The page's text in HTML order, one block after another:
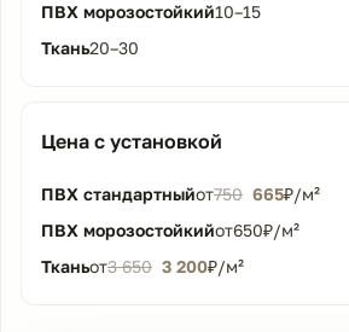
10–15
20–30
Цена с установкой
от750 665₽/м²
от650₽/м²
от3 650 3 200₽/м²